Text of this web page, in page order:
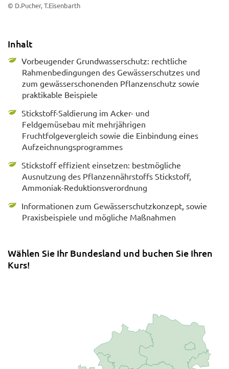
© D.Pucher, T.Eisenbarth
Inhalt
Vorbeugender Grundwasserschutz: rechtliche
Rahmenbedingungen des Gewässerschutzes und
zum gewässerschonenden Pflanzenschutz sowie
praktikable Beispiele
Stickstoff-Saldierung im Acker- und
Feldgemüsebau mit mehrjährigen
Fruchtfolgevergleich sowie die Einbindung eines
Aufzeichnungsprogrammes
Stickstoff effizient einsetzen: bestmögliche
Ausnutzung des Pflanzennährstoffs Stickstoff,
Ammoniak-Reduktionsverordnung
Informationen zum Gewässerschutzkonzept, sowie
Praxisbeispiele und mögliche Maßnahmen
Wählen Sie Ihr Bundesland und buchen Sie Ihren
Kurs!